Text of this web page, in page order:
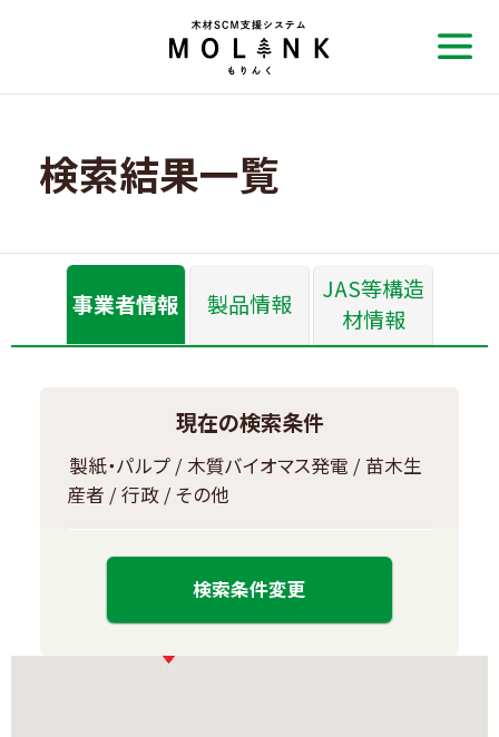
検索結果一覧
事業者情報 製品情報
JAS等構造
材情報
現在の検索条件
製紙・パルプ / 木質バイオマス発電 / 苗木生
産者 / 行政 / その他
検索条件変更